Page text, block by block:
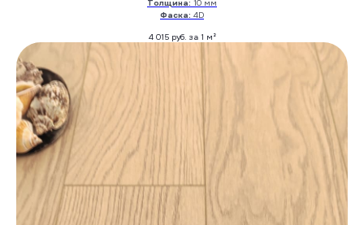
Толщина: 10 мм
Фаска: 4D
4 015 руб. за 1 м²